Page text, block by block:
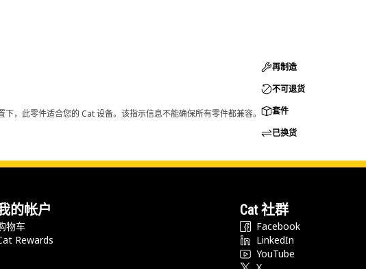
，此零件适合您的 Cat 设备。该指示信息不能确保所有零件都兼容。
再制造
不可退货
套件
已换货
的帐户
物车
Rewards
Cat 社群
Facebook
LinkedIn
YouTube